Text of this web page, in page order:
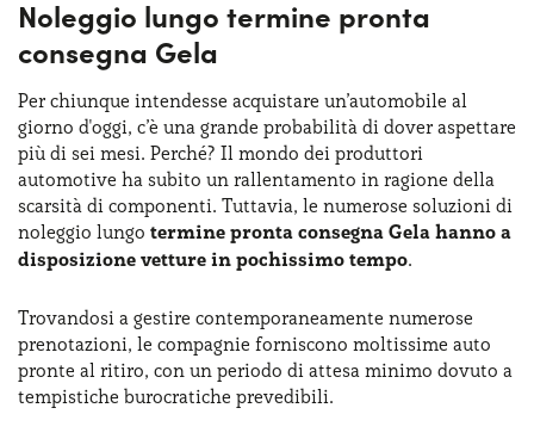
Noleggio lungo termine pronta
consegna Gela
Per chiunque intendesse acquistare un’automobile al
giorno d'oggi, c’è una grande probabilità di dover aspettare
più di sei mesi. Perché? Il mondo dei produttori
automotive ha subito un rallentamento in ragione della
scarsità di componenti. Tuttavia, le numerose soluzioni di
noleggio lungo termine pronta consegna Gela hanno a
disposizione vetture in pochissimo tempo.
Trovandosi a gestire contemporaneamente numerose
prenotazioni, le compagnie forniscono moltissime auto
pronte al ritiro, con un periodo di attesa minimo dovuto a
tempistiche burocratiche prevedibili.